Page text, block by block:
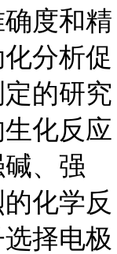
度和精
分析促
的研究
化反应
、强
化学反
择电极